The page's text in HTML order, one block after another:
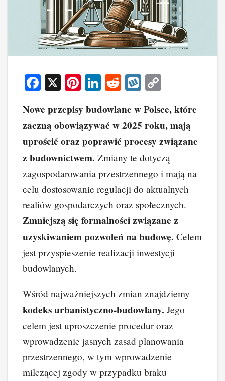
F
c
e
b
o
o
k
X
Pi
er
e
st
Li
k
e
dI
n
R
d
di
t
W
o
p
p
y
Li
n
k
Nowe przepisy budowlane w Polsce, które
zaczną obowiązywać w 2025 roku, mają
uprościć oraz poprawić procesy związane
z budownictwem. Zmiany te dotyczą
zagospodarowania przestrzennego i mają na
celu dostosowanie regulacji do aktualnych
realiów gospodarczych oraz społecznych.
Zmniejszą się formalności związane z
uzyskiwaniem pozwoleń na budowę. Celem
jest przyspieszenie realizacji inwestycji
budowlanych.
Wśród najważniejszych zmian znajdziemy
kodeks urbanistyczno-budowlany. Jego
celem jest uproszczenie procedur oraz
wprowadzenie jasnych zasad planowania
przestrzennego, w tym wprowadzenie
milczącej zgody w przypadku braku